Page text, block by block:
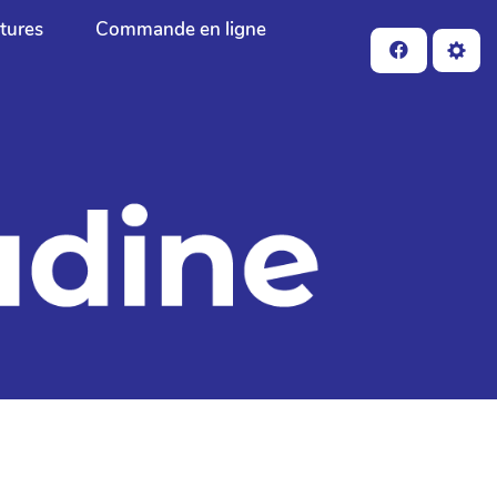
Commande en ligne